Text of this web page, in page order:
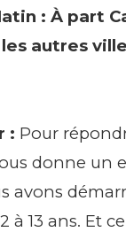
: À part
autres
: Pour
donne un
avons
à 13 ans. Et